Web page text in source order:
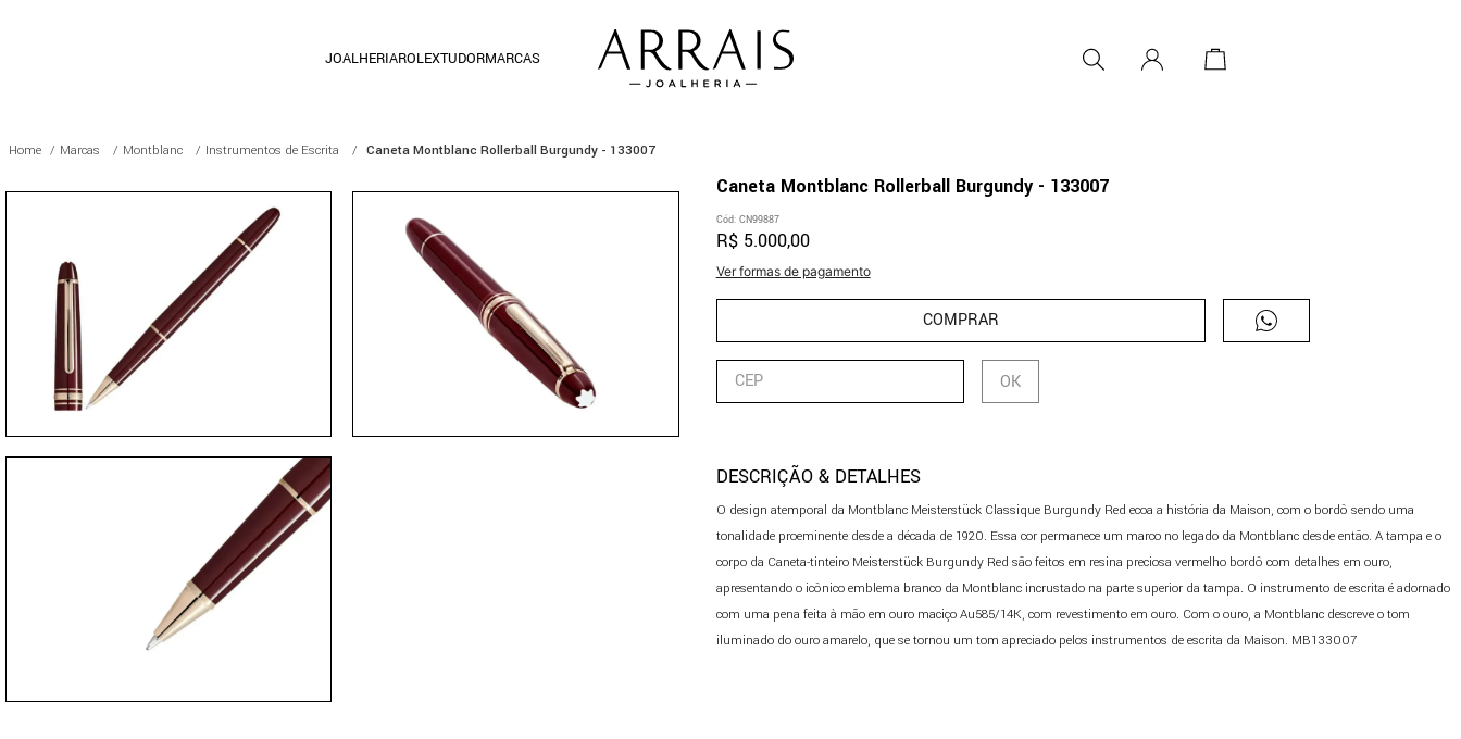
JOALHERIAROLEXTUDORMARCAS
Marcas Montblanc Instrumentos de Escrita Caneta Montblanc Rollerball Burgundy - 133007
Caneta Montblanc Rollerball Burgundy - 133007
Cód: CN99887
R$ 5.000,00
Ver formas de pagamento
COMPRAR
DESCRIÇÃO & DETALHES
O design atemporal da Montblanc Meisterstück Classique Burgundy Red ecoa a história da Maison, com o bordô sendo uma
tonalidade proeminente desde a década de 1920. Essa cor permanece um marco no legado da Montblanc desde então. A tampa e o
corpo da Caneta-tinteiro Meisterstück Burgundy Red são feitos em resina preciosa vermelho bordô com detalhes em ouro,
apresentando o icônico emblema branco da Montblanc incrustado na parte superior da tampa. O instrumento de escrita é adornado
com uma pena feita à mão em ouro maciço Au585/14K, com revestimento em ouro. Com o ouro, a Montblanc descreve o tom
iluminado do ouro amarelo, que se tornou um tom apreciado pelos instrumentos de escrita da Maison. MB133007